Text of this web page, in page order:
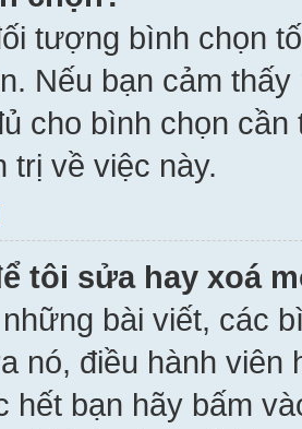
tượng bình chọn
Nếu bạn cảm
cho bình chọn
trị về việc này.
tôi sửa hay xoá
bài viết, các
nó, điều hành
hết bạn hãy bấm